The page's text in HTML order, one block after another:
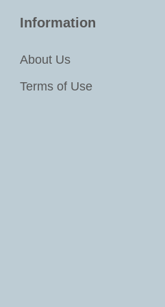
Information
About Us
Terms of Use